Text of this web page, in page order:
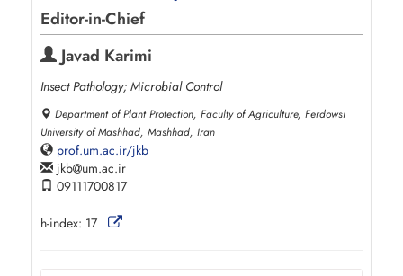
Editor-in-Chief
Javad Karimi
Insect Pathology; Microbial Control
Department of Plant Protection, Faculty of Agriculture, Ferdowsi
University of Mashhad, Mashhad, Iran
prof.um.ac.ir/jkb
jkb um.ac.ir
09111700817
h-index: 17